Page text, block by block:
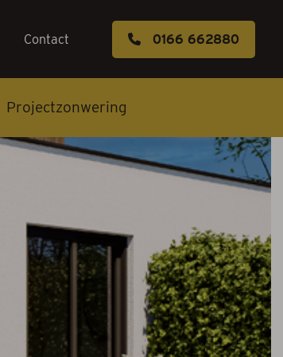
Contact 0166 662880
Projectzonwering